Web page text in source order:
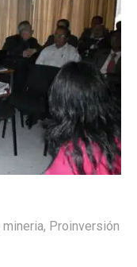
mineria, Proinversión